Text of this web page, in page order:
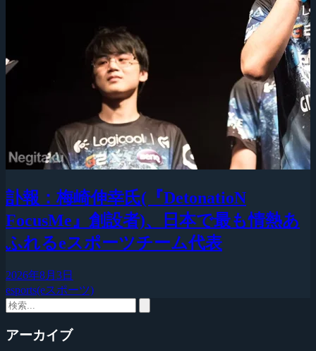
訃報：梅崎伸幸氏(『DetonatioN
FocusMe』創設者)、日本で最も情熱あ
ふれるeスポーツチーム代表
2026年8月3日
esports(eスポーツ)
アーカイブ